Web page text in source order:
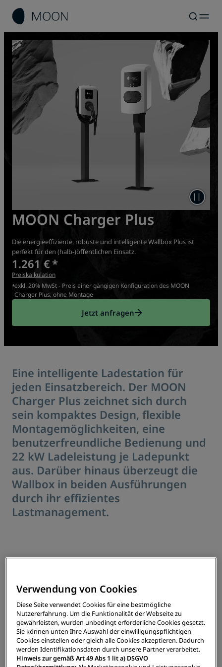
MOON Charger Plus
Die energieeffiziente, robuste und intelligente Wallbox Plus ist
perfekt für den (halb-)öffentlichen Einsatz.
1.261 € *
Preiskalkulation
*exkl. 20% MwSt - Preis einer gängigen Konfiguration des MOON
Charger Plus, ohne Montage
Jetzt anfragen
Eine intelligente Ladestation für
jeden Einsatzbereich. Der MOON
Charger Plus zeichnet sich durch
sein kompaktes Design, flexible
Montagemöglichkeiten, eine
benutzerfreundliche Bedienung und
22 kW Ladeleistung je Ladepunkt
aus. Darüber hinaus überzeugt die
Wallbox in beiden Ausführungen
durch ihr effizientes
Lastmanagement.
Verwendung von Cookies
Diese Seite verwendet Cookies für eine bestmögliche
Nutzererfahrung. Um die Funktionalität der Webseite zu
gewährleisten, wurden unbedingt erforderliche Cookies gesetzt.
Sie können unten Ihre Auswahl der einwilligungspflichtigen
Cookies einstellen oder gleich alle Cookies akzeptieren. Dadurch
werden Identifikationsdaten durch unsere Partner verarbeitet.
Hinweis zur gemäß Art 49 Abs 1 lit a) DSGVO